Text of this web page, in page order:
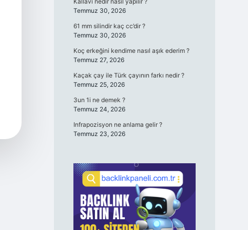
Temmuz 30, 2026
61 mm silindir kaç cc’dir ?
Temmuz 30, 2026
Koç erkeğini kendime nasıl aşık ederim ?
Temmuz 27, 2026
Kaçak çay ile Türk çayının farkı nedir ?
Temmuz 25, 2026
3un 1i ne demek ?
Temmuz 24, 2026
Infrapozisyon ne anlama gelir ?
Temmuz 23, 2026